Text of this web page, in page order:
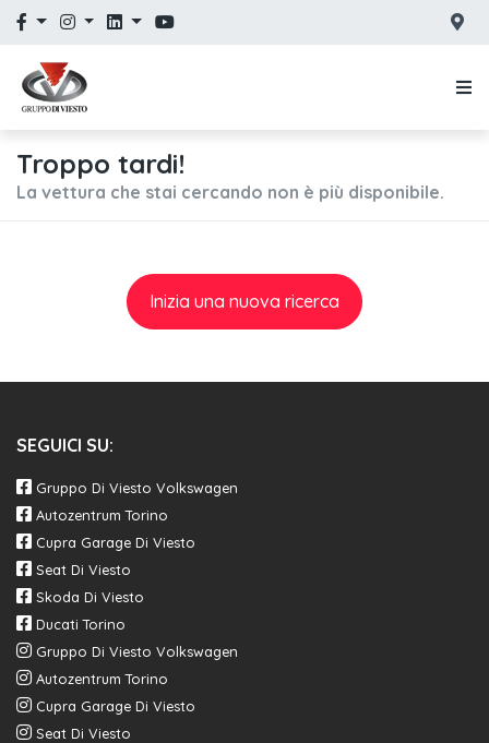
Troppo tardi!
La vettura che stai cercando non è più disponibile.
Inizia una nuova ricerca
SEGUICI SU:
Gruppo Di Viesto Volkswagen
Autozentrum Torino
Cupra Garage Di Viesto
Seat Di Viesto
Skoda Di Viesto
Ducati Torino
Gruppo Di Viesto Volkswagen
Autozentrum Torino
Cupra Garage Di Viesto
Seat Di Viesto